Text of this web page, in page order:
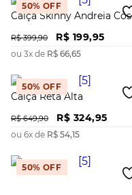
50% OFF
Calça Skinny Andreia Cós
R$ 399,90 R$ 199,95
ou 3x de R$ 66,65
50% OFF
Calça Reta Alta
R$ 649,90 R$ 324,95
ou 6x de R$ 54,15
50% OFF